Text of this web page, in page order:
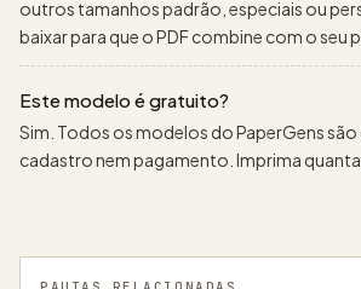
outros tamanhos padrão, especiais ou
baixar para que o PDF combine com o seu
Este modelo é gratuito?
Sim. Todos os modelos do PaperGens
cadastro nem pagamento. Imprima